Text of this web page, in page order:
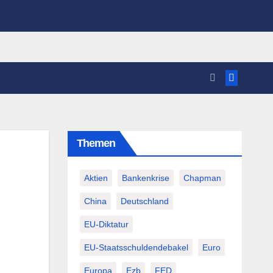
Themen
Aktien Bankenkrise Chapman
China Deutschland
EU-Diktatur
EU-Staatsschuldendebakel Euro
Europa Ezb FED